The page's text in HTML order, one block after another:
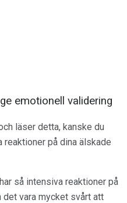
emotionell validering
läser detta, kanske du
reaktioner på dina älskade
så intensiva reaktioner på
vara mycket svårt att